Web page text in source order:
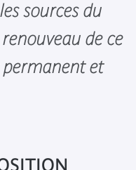
sources du
de ce
et